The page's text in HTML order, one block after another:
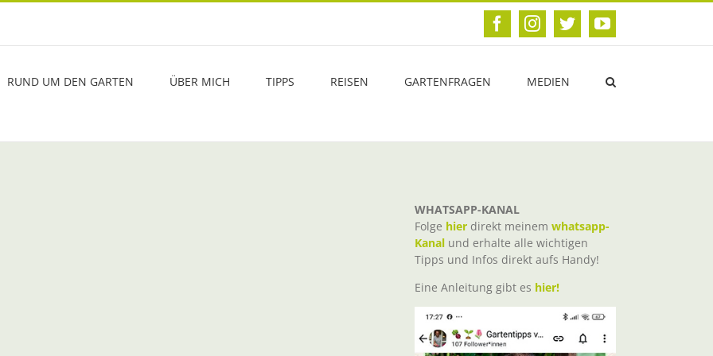
FacebookInstagram
TwitterYouTube
RUND UM DEN GARTEN ÜBER MICH TIPPS REISEN GARTENFRAGEN MEDIEN
WHATSAPP-KANAL
Folge hier direkt meinem whatsapp-
Kanal und erhalte alle wichtigen
Tipps und Infos direkt aufs Handy!
Eine Anleitung gibt es hier!